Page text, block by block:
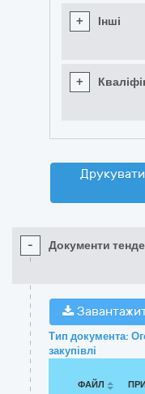
+ Інші
+
- Документи
Тип документа:
закупівлі
ФАЙЛ